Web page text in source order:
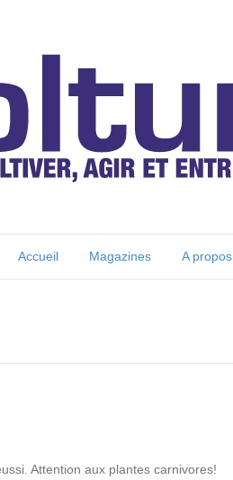
Accueil Magazines A propos
Attention aux plantes carnivores!